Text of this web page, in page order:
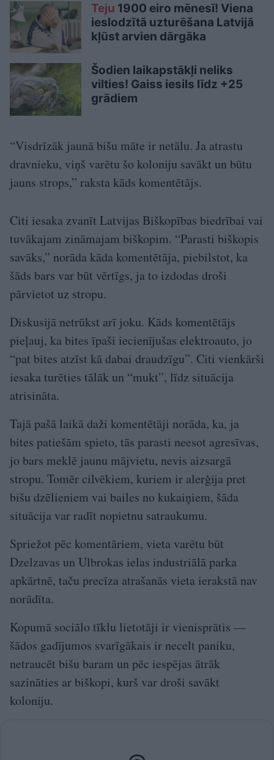
Teju 1900 eiro mēnesī! Viena
ieslodzītā uzturēšana Latvijā
kļūst arvien dārgāka
Šodien laikapstākļi neliks
vilties! Gaiss iesils līdz +25
grādiem
“Visdrīzāk jaunā bišu māte ir netālu. Ja atrastu
dravnieku, viņš varētu šo koloniju savākt un būtu
jauns strops,” raksta kāds komentētājs.
Citi iesaka zvanīt Latvijas Biškopības biedrībai vai
tuvākajam zināmajam biškopim. “Parasti biškopis
savāks,” norāda kāda komentētāja, piebilstot, ka
šāds bars var būt vērtīgs, ja to izdodas droši
pārvietot uz stropu.
Diskusijā netrūkst arī joku. Kāds komentētājs
pieļauj, ka bites īpaši iecienījušas elektroauto, jo
“pat bites atzīst kā dabai draudzīgu”. Citi vienkārši
iesaka turēties tālāk un “mukt”, līdz situācija
atrisināta.
Tajā pašā laikā daži komentētāji norāda, ka, ja
bites patiešām spieto, tās parasti neesot agresīvas,
jo bars meklē jaunu mājvietu, nevis aizsargā
stropu. Tomēr cilvēkiem, kuriem ir alerģija pret
bišu dzēlieniem vai bailes no kukaiņiem, šāda
situācija var radīt nopietnu satraukumu.
Spriežot pēc komentāriem, vieta varētu būt
Dzelzavas un Ulbrokas ielas industriālā parka
apkārtnē, taču precīza atrašanās vieta ierakstā nav
norādīta.
Kopumā sociālo tīklu lietotāji ir vienisprātis —
šādos gadījumos svarīgākais ir necelt paniku,
netraucēt bišu baram un pēc iespējas ātrāk
sazināties ar biškopi, kurš var droši savākt
koloniju.